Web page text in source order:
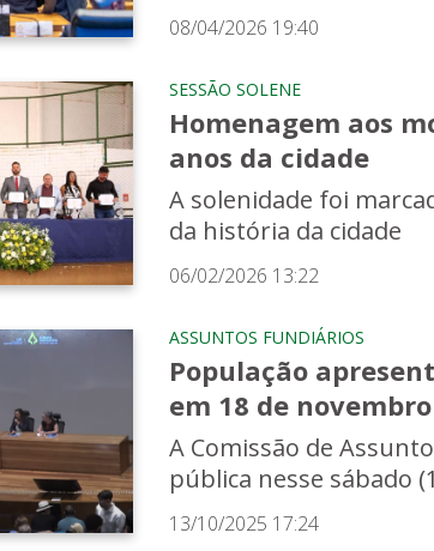
08/04/2026 19:40
SESSÃO SOLENE
Homenagem aos
anos da cidade
A solenidade foi
da história da cidade
06/02/2026 13:22
ASSUNTOS FUNDIÁRIOS
População
em 18 de novembro
A Comissão de
pública nesse sábado
13/10/2025 17:24